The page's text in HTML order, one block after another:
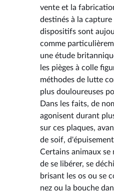
vente et la
destinés à la capture
dispositifs sont
comme
une étude
les pièges à colle
méthodes de lutte
plus douloureuses
Dans les faits, de
agonisent durant
sur ces plaques,
de soif,
Certains animaux
de se libérer, se
brisant les os ou se
nez ou la bouche